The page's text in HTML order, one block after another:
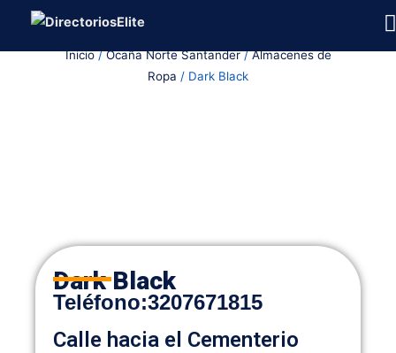
Inicio/Ocaña Norte Santander/Almacenes de
Ropa / Dark Black
Dark Black
Teléfono:3207671815
Calle hacia el Cementerio